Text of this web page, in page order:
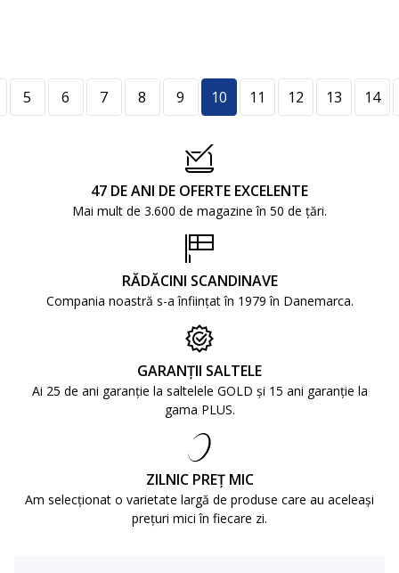
5 6 7 8 9 10 11 12 13 14
47 DE ANI DE OFERTE EXCELENTE
Mai mult de 3.600 de magazine în 50 de țări.
RĂDĂCINI SCANDINAVE
Compania noastră s-a înființat în 1979 în Danemarca.
GARANȚII SALTELE
Ai 25 de ani garanție la saltelele GOLD și 15 ani garanție la
gama PLUS.
ZILNIC PREȚ MIC
Am selecționat o varietate largă de produse care au aceleași
prețuri mici în fiecare zi.